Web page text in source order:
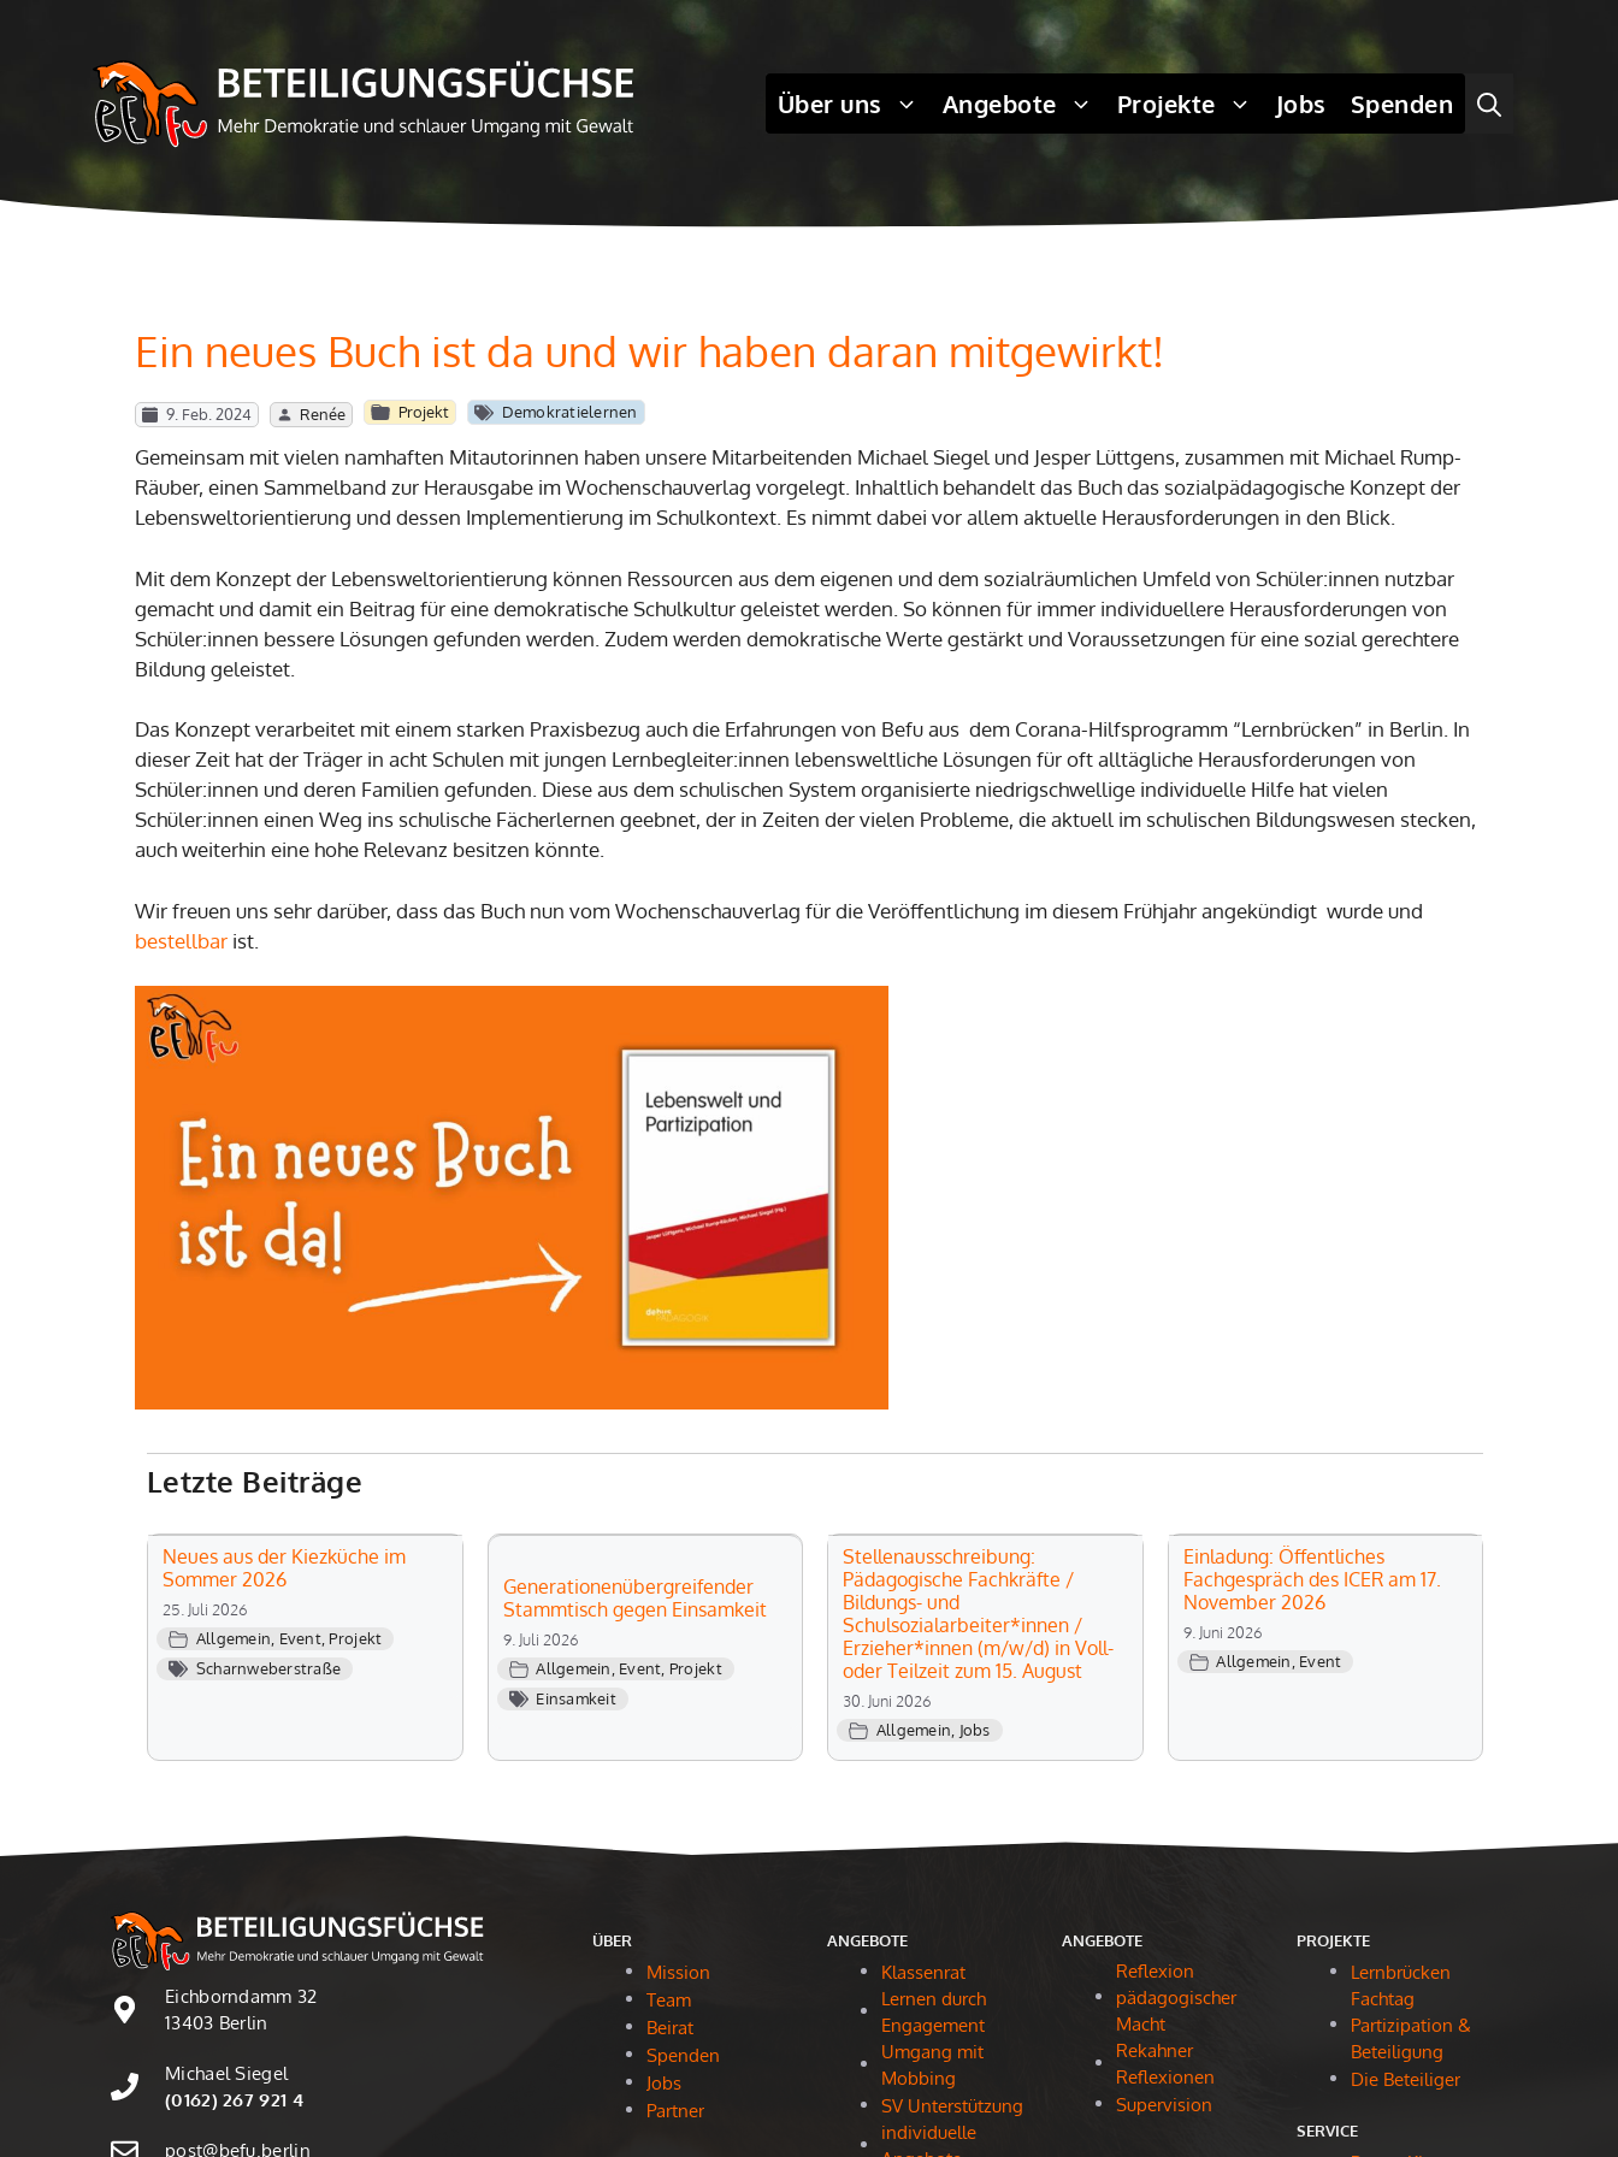
Über uns Angebote Projekte Jobs Spenden
Ein neues Buch ist da und wir haben daran mitgewirkt!
9. Feb. 2024 Renée Projekt Demokratielernen
Gemeinsam mit vielen namhaften Mitautorinnen haben unsere Mitarbeitenden Michael Siegel und Jesper Lüttgens, zusammen mit Michael Rump-
Räuber, einen Sammelband zur Herausgabe im Wochenschauverlag vorgelegt. Inhaltlich behandelt das Buch das sozialpädagogische Konzept der
Lebensweltorientierung und dessen Implementierung im Schulkontext. Es nimmt dabei vor allem aktuelle Herausforderungen in den Blick.
Mit dem Konzept der Lebensweltorientierung können Ressourcen aus dem eigenen und dem sozialräumlichen Umfeld von Schüler:innen nutzbar
gemacht und damit ein Beitrag für eine demokratische Schulkultur geleistet werden. So können für immer individuellere Herausforderungen von
Schüler:innen bessere Lösungen gefunden werden. Zudem werden demokratische Werte gestärkt und Voraussetzungen für eine sozial gerechtere
Bildung geleistet.
Das Konzept verarbeitet mit einem starken Praxisbezug auch die Erfahrungen von Befu aus dem Corana-Hilfsprogramm “Lernbrücken” in Berlin. In
dieser Zeit hat der Träger in acht Schulen mit jungen Lernbegleiter:innen lebensweltliche Lösungen für oft alltägliche Herausforderungen von
Schüler:innen und deren Familien gefunden. Diese aus dem schulischen System organisierte niedrigschwellige individuelle Hilfe hat vielen
Schüler:innen einen Weg ins schulische Fächerlernen geebnet, der in Zeiten der vielen Probleme, die aktuell im schulischen Bildungswesen stecken,
auch weiterhin eine hohe Relevanz besitzen könnte.
Wir freuen uns sehr darüber, dass das Buch nun vom Wochenschauverlag für die Veröffentlichung im diesem Frühjahr angekündigt wurde und
bestellbar ist.
Letzte Beiträge
Neues aus der Kiezküche im
Sommer 2026
25. Juli 2026
Allgemein Event, Projekt
Scharnweberstraße
Generationenübergreifender
Stammtisch gegen Einsamkeit
9. Juli 2026
Allgemein Event Projekt
Einsamkeit
Stellenausschreibung:
Pädagogische Fachkräfte /
Bildungs- und
Schulsozialarbeiter*innen /
Erzieher*innen (m/w/d) in Voll-
oder Teilzeit zum 15. August
30. Juni 2026
Allgemein Jobs
Einladung: Öffentliches
Fachgespräch des ICER am 17.
November 2026
9. Juni 2026
Allgemein Event
Eichborndamm 32
13403 Berlin
Michael Siegel
(0162) 267 921 4
post@befu.berlin
ÜBER
Mission
Team
Beirat
Spenden
Jobs
Partner
ANGEBOTE
Klassenrat
Lernen durch
Engagement
Umgang mit
Mobbing
SV Unterstützung
individuelle
ANGEBOTE
Reflexion
pädagogischer
Macht
Rekahner
Reflexionen
Supervision
PROJEKTE
Lernbrücken
Fachtag
Partizipation &
Beteiligung
Die Beteiliger
SERVICE